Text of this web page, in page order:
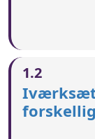
1.2